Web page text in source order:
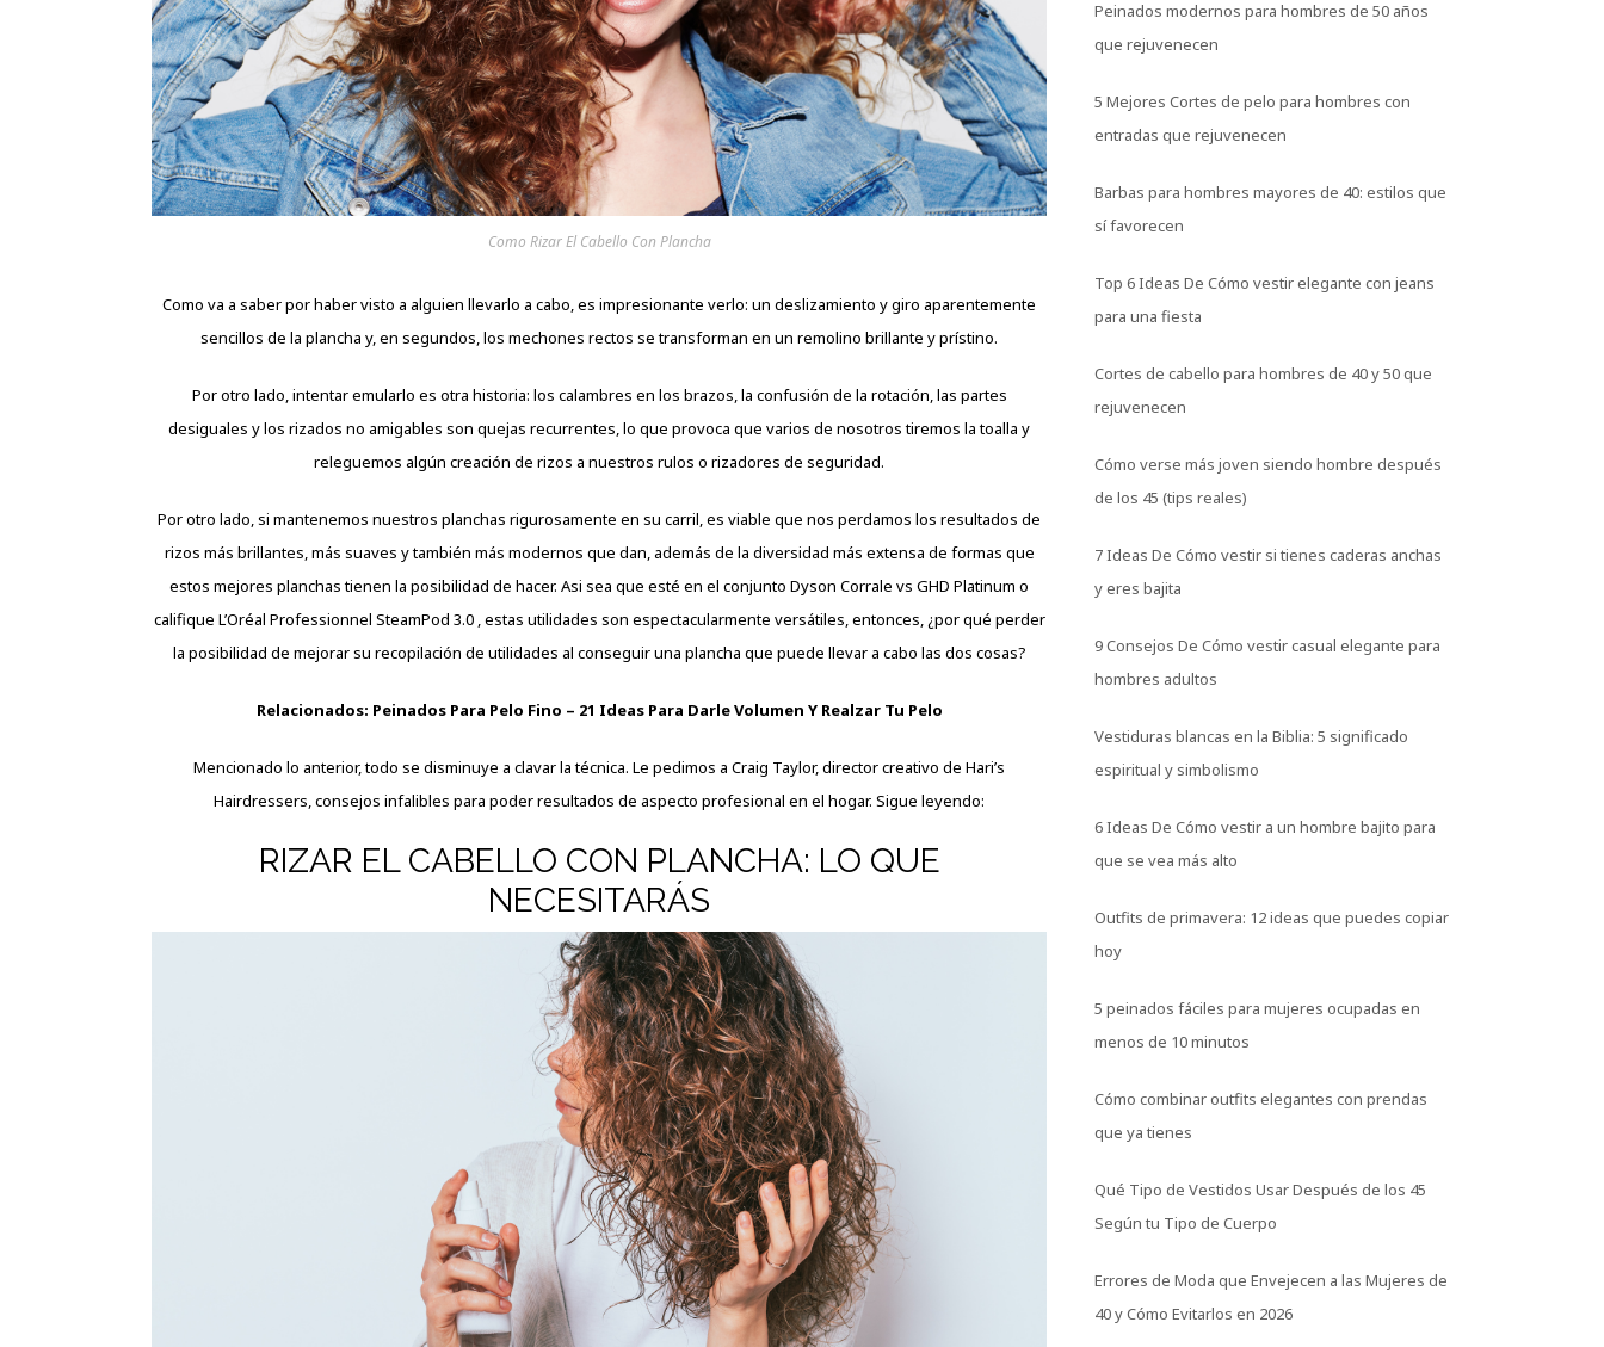
Como Rizar El Cabello Con Plancha
Como va a saber por haber visto a alguien llevarlo a cabo, es impresionante verlo: un deslizamiento y giro aparentemente
sencillos de la plancha y, en segundos, los mechones rectos se transforman en un remolino brillante y prístino.
Por otro lado, intentar emularlo es otra historia: los calambres en los brazos, la confusión de la rotación, las partes
desiguales y los rizados no amigables son quejas recurrentes, lo que provoca que varios de nosotros tiremos la toalla y
releguemos algún creación de rizos a nuestros rulos o rizadores de seguridad.
Por otro lado, si mantenemos nuestros planchas rigurosamente en su carril, es viable que nos perdamos los resultados de
rizos más brillantes, más suaves y también más modernos que dan, además de la diversidad más extensa de formas que
estos mejores planchas tienen la posibilidad de hacer. Asi sea que esté en el conjunto Dyson Corrale vs GHD Platinum o
califique L’Oréal Professionnel SteamPod 3.0 , estas utilidades son espectacularmente versátiles, entonces, ¿por qué perder
la posibilidad de mejorar su recopilación de utilidades al conseguir una plancha que puede llevar a cabo las dos cosas?
Relacionados: Peinados Para Pelo Fino – 21 Ideas Para Darle Volumen Y Realzar Tu Pelo
Mencionado lo anterior, todo se disminuye a clavar la técnica. Le pedimos a Craig Taylor, director creativo de Hari’s
Hairdressers, consejos infalibles para poder resultados de aspecto profesional en el hogar. Sigue leyendo:
RIZAR EL CABELLO CON PLANCHA: LO QUE
NECESITARÁS
Peinados modernos para hombres de 50 años
que rejuvenecen
5 Mejores Cortes de pelo para hombres con
entradas que rejuvenecen
Barbas para hombres mayores de 40: estilos que
sí favorecen
Top 6 Ideas De Cómo vestir elegante con jeans
para una fiesta
Cortes de cabello para hombres de 40 y 50 que
rejuvenecen
Cómo verse más joven siendo hombre después
de los 45 (tips reales)
7 Ideas De Cómo vestir si tienes caderas anchas
y eres bajita
9 Consejos De Cómo vestir casual elegante para
hombres adultos
Vestiduras blancas en la Biblia: 5 significado
espiritual y simbolismo
6 Ideas De Cómo vestir a un hombre bajito para
que se vea más alto
Outfits de primavera: 12 ideas que puedes copiar
hoy
5 peinados fáciles para mujeres ocupadas en
menos de 10 minutos
Cómo combinar outfits elegantes con prendas
que ya tienes
Qué Tipo de Vestidos Usar Después de los 45
Según tu Tipo de Cuerpo
Errores de Moda que Envejecen a las Mujeres de
40 y Cómo Evitarlos en 2026